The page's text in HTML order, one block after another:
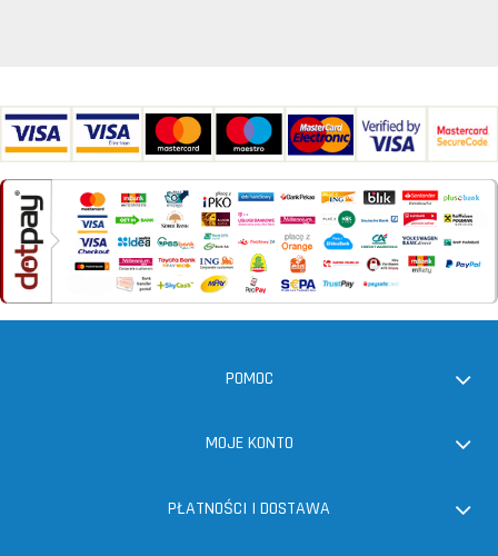
POMOC
MOJE KONTO
PŁATNOŚCI I DOSTAWA